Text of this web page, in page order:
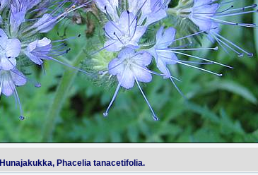
Hunajakukka, Phacelia tanacetifolia.